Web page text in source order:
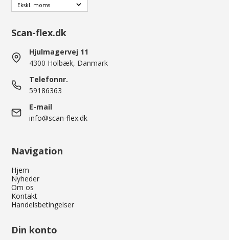
Scan-flex.dk
Hjulmagervej 11
4300 Holbæk, Danmark
Telefonnr.
59186363
E-mail
info@scan-flex.dk
Navigation
Hjem
Nyheder
Om os
Kontakt
Handelsbetingelser
Din konto